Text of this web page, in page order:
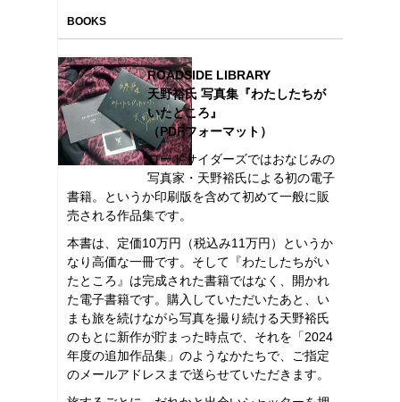
BOOKS
ROADSIDE LIBRARY
天野裕氏 写真集『わたしたちが
いたところ』
（PDFフォーマット）
ロードサイダーズではおなじみの
写真家・天野裕氏による初の電子
書籍。というか印刷版を含めて初めて一般に販
売される作品集です。
本書は、定価10万円（税込み11万円）というか
なり高価な一冊です。そして『わたしたちがい
たところ』は完成された書籍ではなく、開かれ
た電子書籍です。購入していただいたあと、い
まも旅を続けながら写真を撮り続ける天野裕氏
のもとに新作が貯まった時点で、それを「2024
年度の追加作品集」のようなかたちで、ご指定
のメールアドレスまで送らせていただきます。